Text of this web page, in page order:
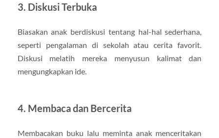
3. Diskusi Terbuka
Biasakan anak berdiskusi tentang hal-hal sederhana,
seperti pengalaman di sekolah atau cerita favorit.
Diskusi melatih mereka menyusun kalimat dan
mengungkapkan ide.
4. Membaca dan Bercerita
Membacakan buku lalu meminta anak menceritakan